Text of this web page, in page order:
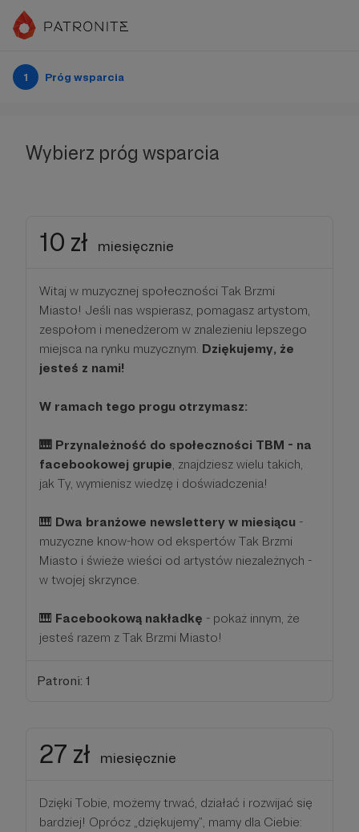
1 Próg wsparcia
Wybierz próg wsparcia
10 zł miesięcznie
Witaj w muzycznej społeczności Tak Brzmi
Miasto! Jeśli nas wspierasz, pomagasz artystom,
zespołom i menedżerom w znalezieniu lepszego
miejsca na rynku muzycznym. Dziękujemy, że
jesteś z nami!
W ramach tego progu otrzymasz:
🎹 Przynależność do społeczności TBM - na
facebookowej grupie, znajdziesz wielu takich,
jak Ty, wymienisz wiedzę i doświadczenia!
🎹 Dwa branżowe newslettery w miesiącu -
muzyczne know-how od ekspertów Tak Brzmi
Miasto i świeże wieści od artystów niezależnych -
w twojej skrzynce.
🎹 Facebookową nakładkę - pokaż innym, że
jesteś razem z Tak Brzmi Miasto!
Patroni: 1
27 zł miesięcznie
Dzięki Tobie, możemy trwać, działać i rozwijać się
bardziej! Oprócz „dziękujemy”, mamy dla Ciebie: